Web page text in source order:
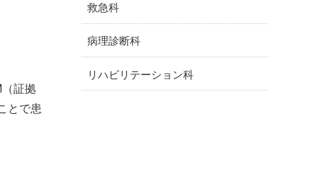
証拠
とで患
救急科
病理診断科
リハビリテーション科